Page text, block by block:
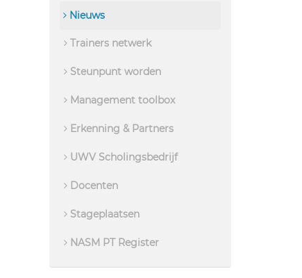
Nieuws
Trainers netwerk
Steunpunt worden
Management toolbox
Erkenning & Partners
UWV Scholingsbedrijf
Docenten
Stageplaatsen
NASM PT Register